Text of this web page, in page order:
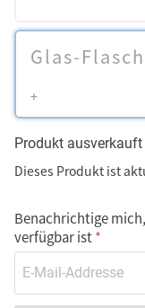
Glas-
+
Produkt ausverkauft
Dieses Produkt ist
Benachrichtige
verfügbar ist